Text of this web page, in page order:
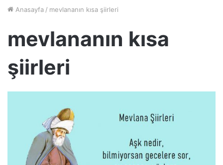
Anasayfa / mevlananın kısa şiirleri
mevlananın kısa
şiirleri